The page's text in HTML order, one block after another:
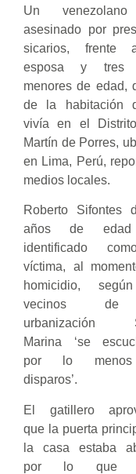
Un
asesinado por
sicarios, frente
esposa y tres
menores de edad,
de la habitación
vivía en el
Martín de Porres,
en Lima, Perú,
medios locales.
Roberto Sifontes
años de
identificado
víctima, al
homicidio,
vecinos
urbanización
Marina ‘se
por lo
disparos’.
El gatillero
que la puerta
la casa estaba
por lo que